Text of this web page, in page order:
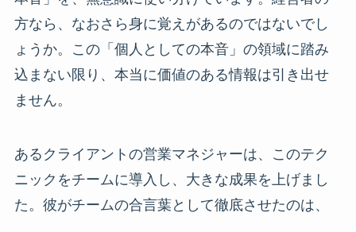
方なら、なおさら身に覚えがあるのではないでし
ょうか。この「個人としての本音」の領域に踏み
込まない限り、本当に価値のある情報は引き出せ
ません。
あるクライアントの営業マネジャーは、このテク
ニックをチームに導入し、大きな成果を上げまし
た。彼がチームの合言葉として徹底させたのは、